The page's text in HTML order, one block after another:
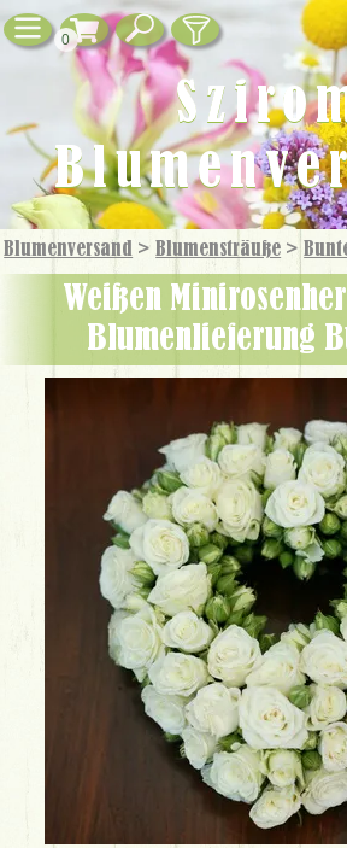
0
Blumenversand > Blumensträuße >
Weißen Minirosenherz (17cm) -
Blumenlieferung